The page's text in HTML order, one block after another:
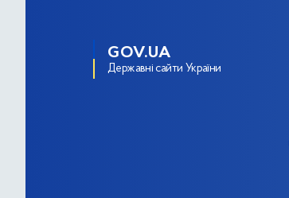
GOV.UA
Державні сайти України